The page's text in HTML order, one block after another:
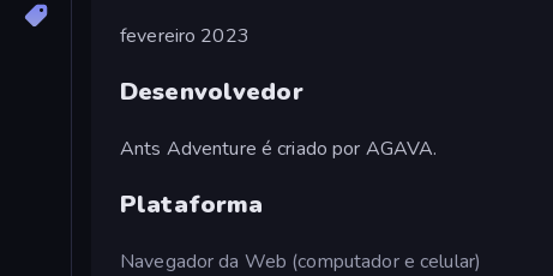
fevereiro 2023
Desenvolvedor
Ants Adventure é criado por AGAVA.
Plataforma
Navegador da Web (computador e celular)